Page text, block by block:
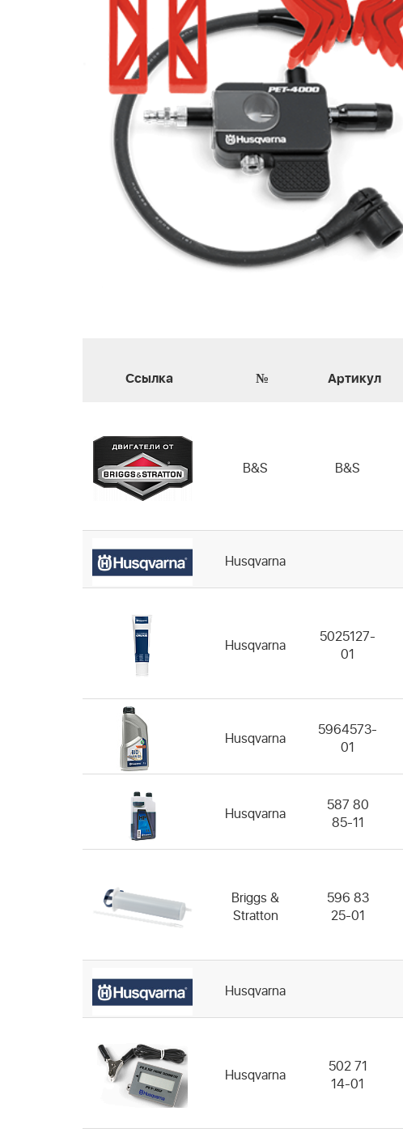
Ссылка № Артикул
B&S B&S
Husqvarna
Husqvarna
5025127-
01
Husqvarna
5964573-
01
Husqvarna
587 80
85-11
Briggs &
Stratton
596 83
25-01
Husqvarna
Husqvarna
502 71
14-01